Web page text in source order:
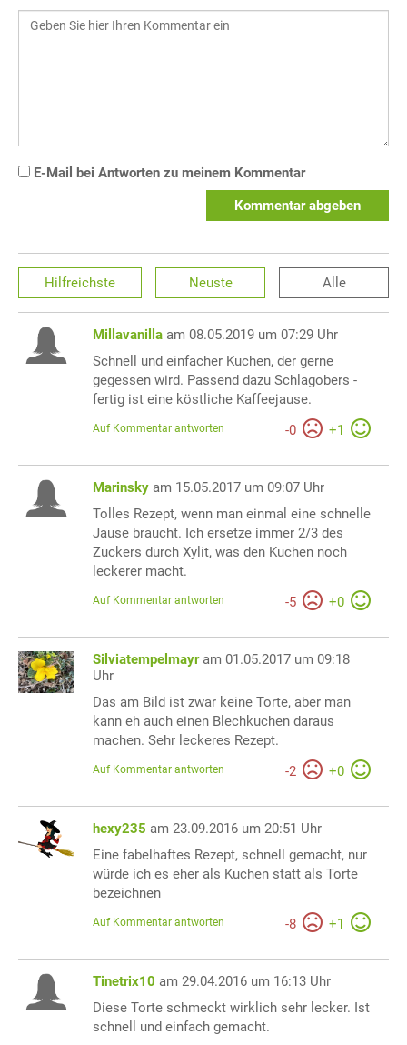
E-Mail bei Antworten zu meinem Kommentar
Kommentar abgeben
Hilfreichste Neuste Alle
Millavanilla am 08.05.2019 um 07:29 Uhr
Schnell und einfacher Kuchen, der gerne
gegessen wird. Passend dazu Schlagobers -
fertig ist eine köstliche Kaffeejause.
-0 +1
Auf Kommentar antworten
Marinsky am 15.05.2017 um 09:07 Uhr
Tolles Rezept, wenn man einmal eine schnelle
Jause braucht. Ich ersetze immer 2/3 des
Zuckers durch Xylit, was den Kuchen noch
leckerer macht.
-5 +0
Auf Kommentar antworten
Silviatempelmayr am 01.05.2017 um 09:18
Uhr
Das am Bild ist zwar keine Torte, aber man
kann eh auch einen Blechkuchen daraus
machen. Sehr leckeres Rezept.
-2 +0
Auf Kommentar antworten
hexy235 am 23.09.2016 um 20:51 Uhr
Eine fabelhaftes Rezept, schnell gemacht, nur
würde ich es eher als Kuchen statt als Torte
bezeichnen
-8 +1
Auf Kommentar antworten
Tinetrix10 am 29.04.2016 um 16:13 Uhr
Diese Torte schmeckt wirklich sehr lecker. Ist
schnell und einfach gemacht.